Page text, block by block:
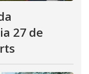
27 de